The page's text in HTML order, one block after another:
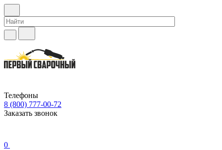
Телефоны
8 (800) 777-00-72
Заказать звонок
0